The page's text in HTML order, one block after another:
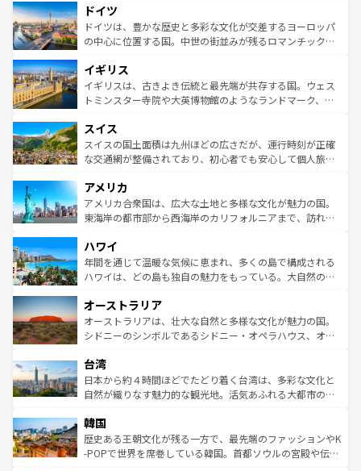
せる。地方によって風土や気候が異なるスペインはその個
性で訪れる人を魅了する。 なお、新着のスペイン情報は コ
ンテンツ一覧を参照してほしい。
で、幅広い魅力が詰まっている。華麗な宮殿、歴史的な大
聖堂、美しいビーチ、そして豊かな自然が、訪れる者を心
から魅了する。また、フランスは美食の国としても知ら
いる。シャンパンの発祥地であるランス、プロヴァンスの
香り高いラベンダー畑など、多彩な楽しみ方が可能だ。さ
らに、パリ以外の地域にも魅力が溢れており、どの街角に
れる地方に足を運ぶとそれぞれで全く異なる文化を体験で
きるだろう。 なお、新着のフランス情報はコンテンツ一覧
を参照してほしい。
ドイツ
ドイツは、豊かな歴史と多彩な文化が交差するヨーロッパ
の中心に位置する国。中世の街並みが残るロマンチック街
顔を持つこの国は、どこを歩いても飽きることがない。ベ
ルリンの文化的活気、バイエルン州のアルプスの絶景、そ
してライン川沿いのワイン畑といった風景は必見。ビール
は、お酒好きな人にはぜひ体験してほしい。 なお、新着の
ドイツ情報はコンテンツ一覧を参照してほしい。
イギリス
イギリスは、古きよき伝統と最先端が共存する国。ウェス
トミンスター寺院や大英博物館のようなランドマーク、歴
リアごとに異なる魅力がある。また、優雅なアフタヌーン
ティー、ビール好きにはたまらない英国パブ、サッカー観
戦など、本場だからこそできる体験も豊富。イギリスを旅
ンツ一覧を参照してほしい。
スイス
スイスの国土面積は九州ほどの広さだが、運行時刻が正確
な交通網が整備されており、初心者でも安心して個人旅行
の建物がそのまま残る町や、スイスならではのユニークな
博物館もあり、アルプス観光だけでなく町歩きも満喫する
ことができる。国民の所得が高いため物価も高いが、旅行
ば市内交通費無料で観光を楽しむこともできる。 なお、新
着のスイス情報はコンテンツ一覧 を参照してほしい。
アメリカ
アメリカ合衆国は、広大な土地と多様な文化が魅力の国。
東海岸の都市部から西海岸のカリフォルニアまで、訪れる
のような巨大都市は、観光、ショッピング、エンターテイ
ンメントが詰まった刺激的なスポットだ。一方、アメリカ
西部には大自然が広がり、グランドキャニオンやイエロー
部のニューオーリンズでは、音楽と美食が融合した独特の
文化が魅力。旅行者はアメリカの各地域で異なる魅力を楽
しみながら、その多様性と豊かな歴史を感じることができ
ならではの贅沢な旅のスタイルだ。 なお、新着のアメリカ
情報はコンテンツ一覧を参照してほしい。
ハワイ
年間を通じて温暖な気候に恵まれ、多くの島で構成される
ハワイは、どの島も独自の魅力をもっている。大自然の神
ワイ島は見逃せない。また、定番の観光地といえばオアフ
島だが、静かな自然を求めるならマウイ島やカウアイ島が
おすすめ。エメラルドグリーンに輝く海をはじめ、豊かな
れるおもてなしの心で訪れる人々を迎えてくれるハワイの
人々、おいしいローカルフードやハワイアンミュージッ
ク、伝統的なフラダンスなど、すべてがハワイの魅力を彩
ワイを、存分に味わってほしい。 なお、新着のハワイ情報
はコンテンツ一覧を参照してほしい。
オーストラリア
オーストラリアは、壮大な自然と多様な文化が魅力の国。
シドニーのシンボルであるシドニー・オペラハウス、オー
リアリーフや大陸中央部にそびえるウルル（エアーズロッ
ク）、タスマニアの美しい原生林やケアンズの熱帯雨林な
ど、見どころがたくさん。また、カフェやワイン、オージ
いる。アクティビティも充実しており、サーフィンやダイ
ビング、ハイキングなど、アウトドア好きにはたまらな
い。オーストラリアの多彩な魅力を存分に味わいつくそ
台湾
日本から約４時間ほどでたどり着く台湾は、多彩な文化と
自然が織りなす魅力的な観光地。活気あふれる大都市の台
ン）、静ひつな山岳地帯である台湾東部など、都市の喧騒
と山間の静けさが共存しており、訪れる人に新しい発見と
驚きをもたらしてくれる。また、奥深い台湾の食文化も魅
韓国
歴史ある王朝文化が残る一方で、最先端のファッションやK
-POPで世界を席巻している韓国。首都ソウルの宮殿や伝統